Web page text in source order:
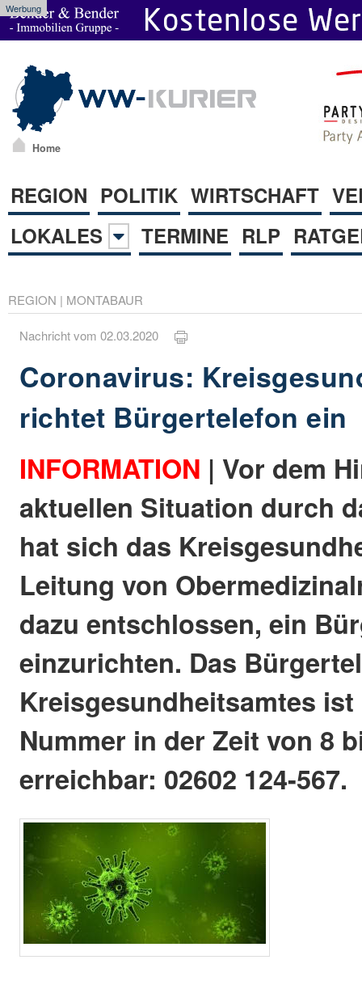
Werbung
Home
REGION POLITIK WIRTSCHAFT
LOKALES
TERMINE RLP
REGION | MONTABAUR
Nachricht vom 02.03.2020
Coronavirus:
richtet Bürgertelefon ein
INFORMATION | Vor dem
aktuellen Situation durch
hat sich das
Leitung von
dazu entschlossen, ein
einzurichten. Das
Kreisgesundheitsamtes
Nummer in der Zeit von 8
erreichbar: 02602 124-567.